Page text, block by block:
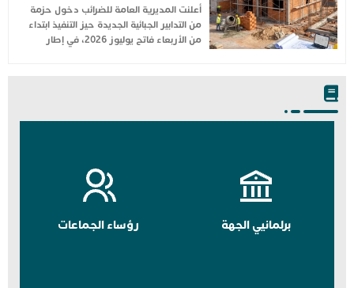
أعلنت المديرية العامة للضرائب دخول حزمة
من التدابير الجبائية الجديدة حيز التنفيذ ابتداء
من الأربعاء فاتح يوليوز 2026، في إطار
برلمانيي الجهة رؤساء الجماعات